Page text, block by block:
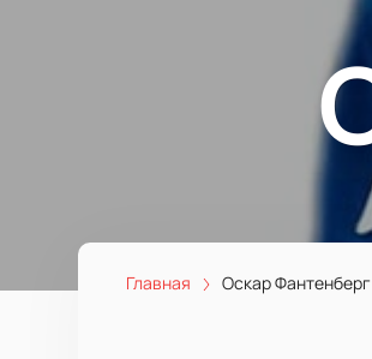
Главная Оскар Фантенберг